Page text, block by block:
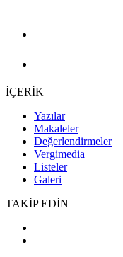
İÇERİK
Yazılar
Makaleler
Değerlendirmeler
Vergimedia
Listeler
Galeri
TAKİP EDİN